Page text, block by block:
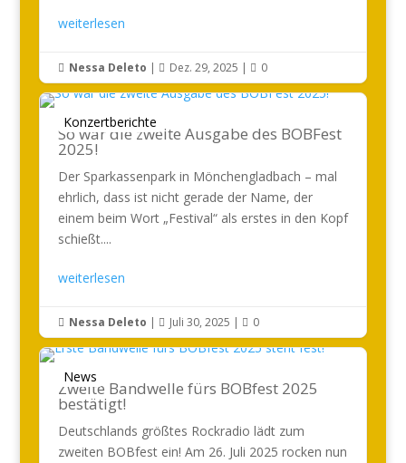
weiterlesen
 Nessa Deleto |  Dez. 29, 2025 |  0
Konzertberichte
So war die zweite Ausgabe des BOBFest
2025!
Der Sparkassenpark in Mönchengladbach – mal
ehrlich, dass ist nicht gerade der Name, der
einem beim Wort „Festival“ als erstes in den Kopf
schießt....
weiterlesen
 Nessa Deleto |  Juli 30, 2025 |  0
News
Zweite Bandwelle fürs BOBfest 2025
bestätigt!
Deutschlands größtes Rockradio lädt zum
zweiten BOBfest ein! Am 26. Juli 2025 rocken nun